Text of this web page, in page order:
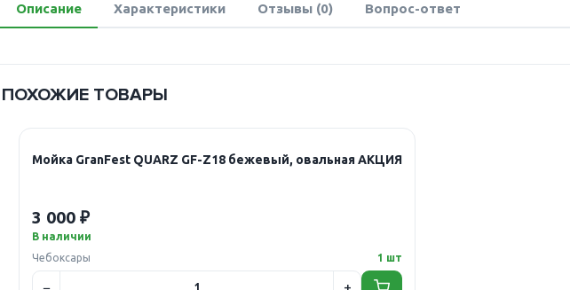
Описание Характеристики Отзывы (0) Вопрос-ответ
ПОХОЖИЕ ТОВАРЫ
Мойка GranFest QUARZ GF-Z18 бежевый, овальная АКЦИЯ
3 000 ₽
В наличии
Чебоксары
1 шт